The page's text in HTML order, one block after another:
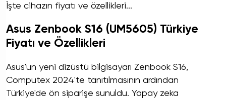
İşte cihazın fiyatı ve özellikleri...
Asus Zenbook S16 (UM5605) Türkiye
Fiyatı ve Özellikleri
Asus'un yeni dizüstü bilgisayarı Zenbook S16,
Computex 2024'te tanıtılmasının ardından
Türkiye'de ön siparişe sunuldu. Yapay zeka